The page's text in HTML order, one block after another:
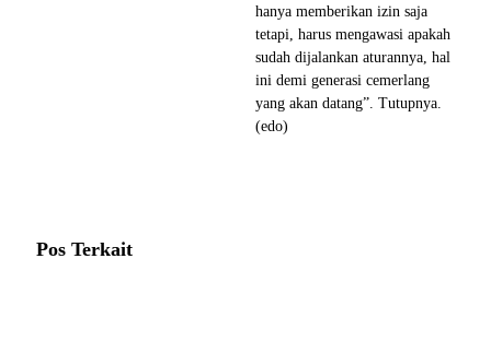
hanya memberikan izin saja
tetapi, harus mengawasi apakah
sudah dijalankan aturannya, hal
ini demi generasi cemerlang
yang akan datang”. Tutupnya.
(edo)
Pos Terkait